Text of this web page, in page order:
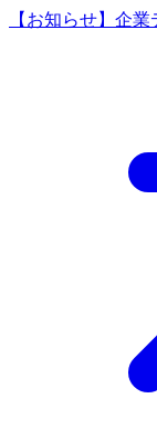
【お知らせ】企